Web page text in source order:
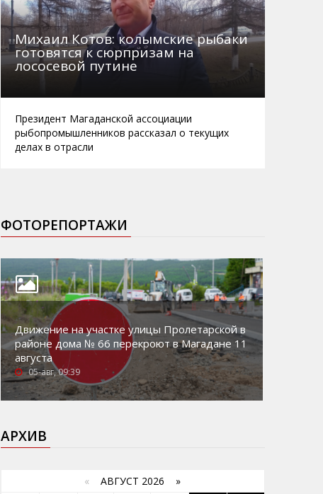
Михаил Котов: колымские рыбаки
готовятся к сюрпризам на
лососевой путине
Президент Магаданской ассоциации
рыбопромышленников рассказал о текущих
делах в отрасли
ФОТОРЕПОРТАЖИ
Движение на участке улицы Пролетарской в
районе дома № 66 перекроют в Магадане 11
августа
05-авг, 09:39
АРХИВ
« АВГУСТ 2026 »